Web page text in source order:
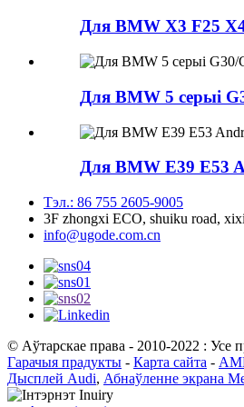
Для BMW X3 F25
Для BMW 5 серыі
Для BMW E39 E53
Тэл.: 86 755 2605-9005
3F zhongxi ECO, shuiku road,
info@ugode.com.cn
© Аўтарскае права - 2010-2022 : Усе
Гарачыя прадукты - Карта сайта -
Дысплей Audi, Абнаўленне экрана